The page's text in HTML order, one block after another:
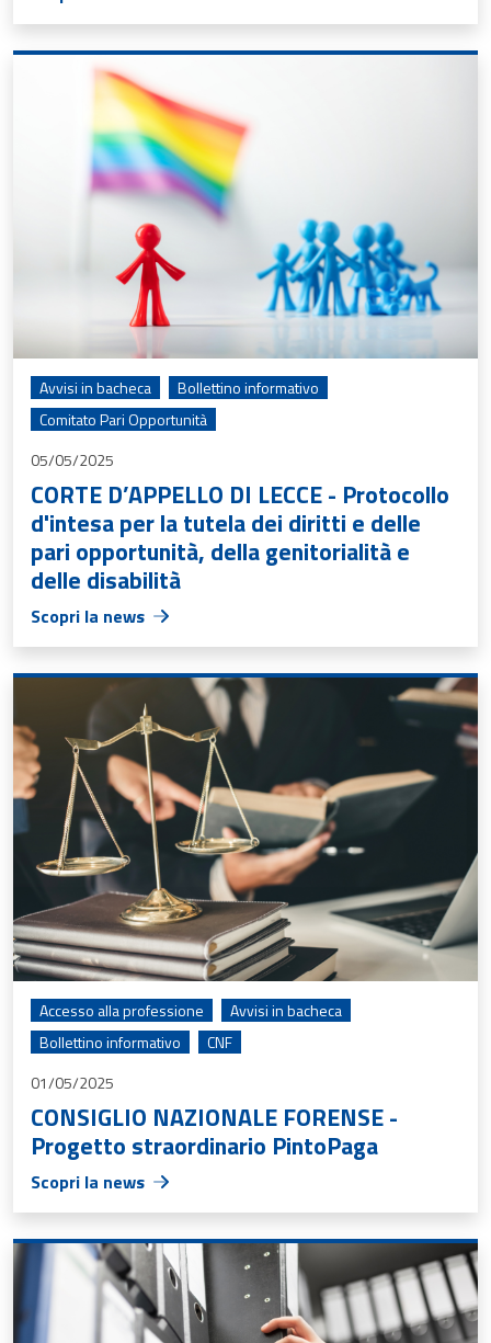
Avvisi in bacheca
Bollettino informativo
Comitato Pari Opportunità
05/05/2025
CORTE D’APPELLO DI LECCE - Protocollo
d'intesa per la tutela dei diritti e delle
pari opportunità, della genitorialità e
delle disabilità
Scopri la news
Accesso alla professione
Avvisi in bacheca
Bollettino informativo
CNF
01/05/2025
CONSIGLIO NAZIONALE FORENSE -
Progetto straordinario PintoPaga
Scopri la news